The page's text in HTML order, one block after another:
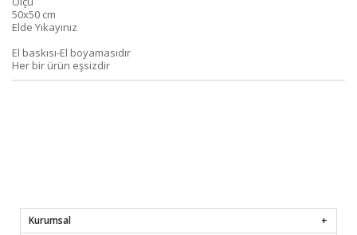
50x50 cm
Elde Yıkayınız
El baskısı-El boyamasıdır
Her bir ürün eşsizdir
Kurumsal